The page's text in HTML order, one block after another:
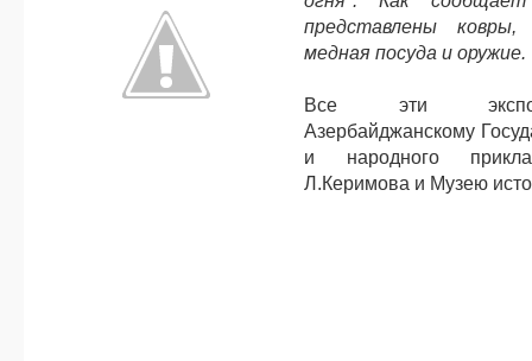
представлены ковры,
медная посуда и оружие.
Все эти
Азербайджанскому
и народного
Л.Керимова и Музею